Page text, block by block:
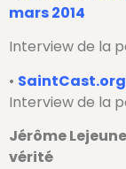
mars 2014
Interview de la
• SaintCast.org
Interview de la
Jérôme
vérité